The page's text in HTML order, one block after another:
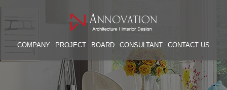
COMPANY PROJECT BOARD CONSULTANT CONTACT US